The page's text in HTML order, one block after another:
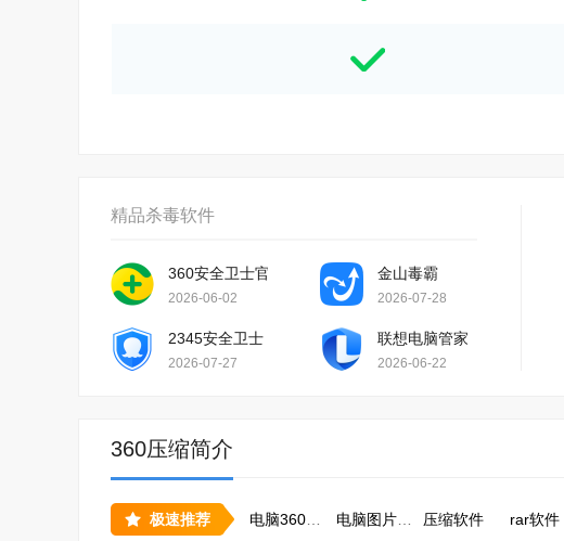
精品杀毒软件
360安全卫士官方版
2026-06-02
金山毒霸
2026-07-28
2345安全卫士
2026-07-27
联想电脑管家
2026-06-22
360压缩简介
极速推荐 压缩软件 rar软件